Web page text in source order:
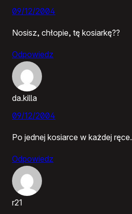
09/12/2004
Nosisz, chłopie, tę kosiarkę??
Odpowiedz
da.killa
09/12/2004
Po jednej kosiarce w każdej ręce.
Odpowiedz
r21